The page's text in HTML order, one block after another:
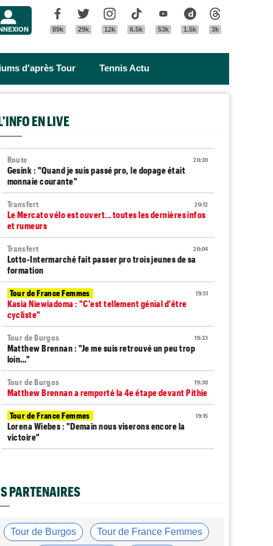
Facebook
89k
Twitter
29k
Instagram
12k
Tik Tok
6.5k
Youtube
53k
Dailymotion
1.5k 3k
d'après Tour Tennis Actu
EN LIVE
20:30
Route
Gesink : "Quand je suis passé pro, le dopage était
monnaie courante"
20:12
Transfert
Le Mercato vélo est ouvert... toutes les dernières infos
et rumeurs
20:04
Transfert
Lotto-Intermarché fait passer pro trois jeunes de sa
formation
19:51
Tour de France Femmes
Kasia Niewiadoma : "C'est tellement génial d'être
cycliste"
19:33
Tour de Burgos
Matthew Brennan : "Je me suis retrouvé un peu trop
loin…"
19:30
Tour de Burgos
Matthew Brennan a remporté la 4e étape devant Pithie
19:15
Tour de France Femmes
Lorena Wiebes : "Demain nous viserons encore la
victoire"
Tour de France Femmes
formidable..."
PARTENAIRES
Tour de Burgos Tour de France Femmes